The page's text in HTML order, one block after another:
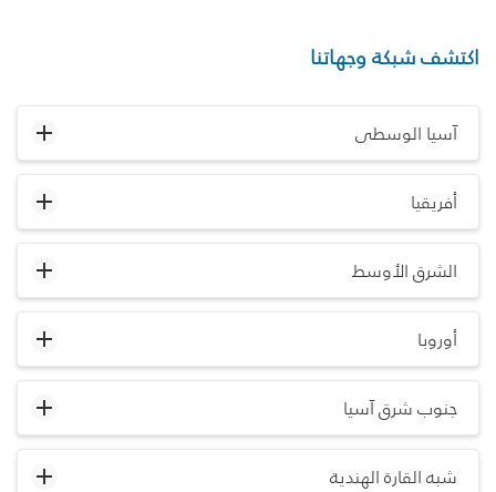
اكتشف شبكة وجهاتنا
آسيا الوسطى
أفريقيا
الشرق الأوسط
أوروبا
جنوب شرق آسيا
شبه القارة الهندية